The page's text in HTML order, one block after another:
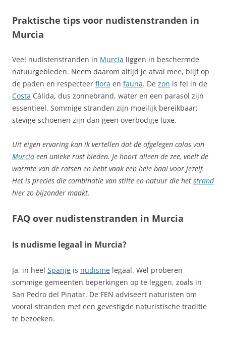
Praktische tips voor nudistenstranden in
Murcia
Veel nudistenstranden in Murcia liggen in beschermde
natuurgebieden. Neem daarom altijd je afval mee, blijf op
de paden en respecteer flora en fauna. De zon is fel in de
Costa Cálida, dus zonnebrand, water en een parasol zijn
essentieel. Sommige stranden zijn moeilijk bereikbaar;
stevige schoenen zijn dan geen overbodige luxe.
Uit eigen ervaring kan ik vertellen dat de afgelegen calas van
Murcia een unieke rust bieden. Je hoort alleen de zee, voelt de
warmte van de rotsen en hebt vaak een hele baai voor jezelf.
Het is precies die combinatie van stilte en natuur die het strand
hier zo bijzonder maakt.
FAQ over nudistenstranden in Murcia
Is nudisme legaal in Murcia?
Ja, in heel Spanje is nudisme legaal. Wel proberen
sommige gemeenten beperkingen op te leggen, zoals in
San Pedro del Pinatar. De FEN adviseert naturisten om
vooral stranden met een gevestigde naturistische traditie
te bezoeken.